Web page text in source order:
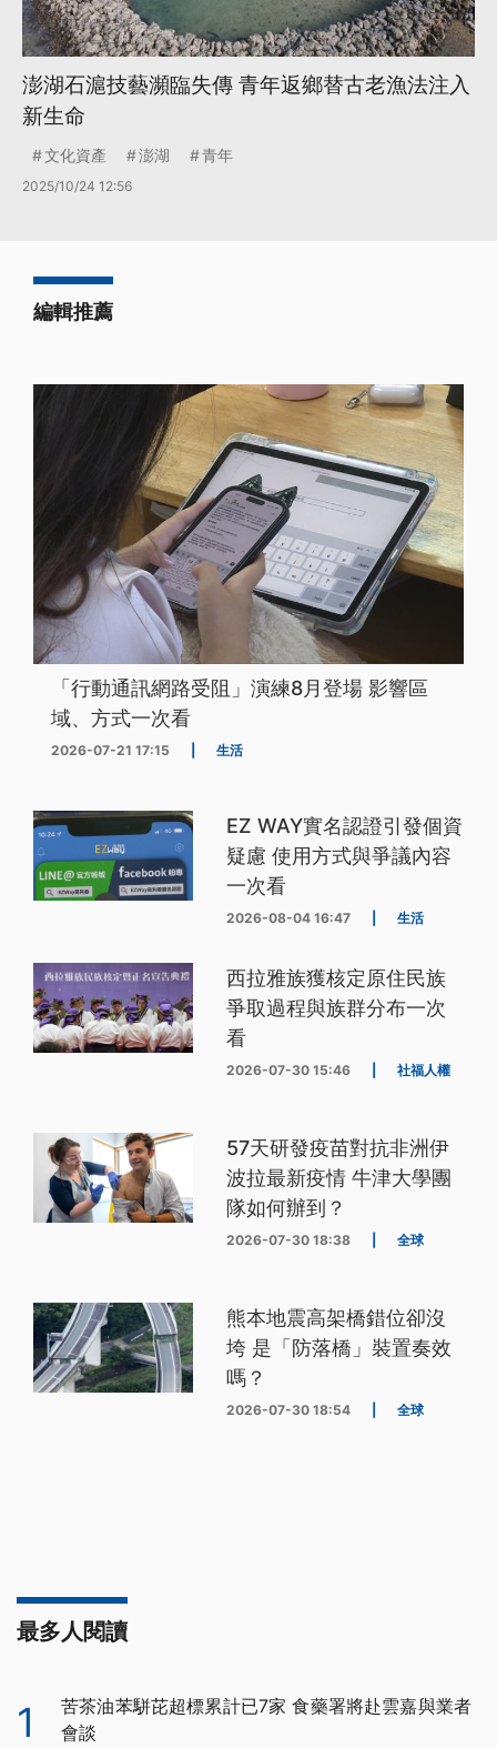
澎湖石滬技藝瀕臨失傳 青年返鄉替古老漁法注入
新生命
文化資產 澎湖 青年
2025/10/24 12:56
編輯推薦
「行動通訊網路受阻」演練8月登場 影響區
域、方式一次看
2026-07-21 17:15 生活
EZ WAY實名認證引發個資
疑慮 使用方式與爭議內容
一次看
2026-08-04 16:47 生活
西拉雅族獲核定原住民族
爭取過程與族群分布一次
看
2026-07-30 15:46 社福人權
57天研發疫苗對抗非洲伊
波拉最新疫情 牛津大學團
隊如何辦到？
2026-07-30 18:38 全球
熊本地震高架橋錯位卻沒
垮 是「防落橋」裝置奏效
嗎？
2026-07-30 18:54 全球
最多人閱讀
1
苦茶油苯駢芘超標累計已7家 食藥署將赴雲嘉與業者
會談